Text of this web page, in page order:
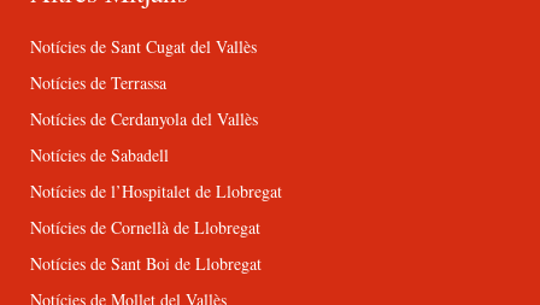
Notícies de Sant Cugat del Vallès
Notícies de Terrassa
Notícies de Cerdanyola del Vallès
Notícies de Sabadell
Notícies de l’Hospitalet de Llobregat
Notícies de Cornellà de Llobregat
Notícies de Sant Boi de Llobregat
Notícies de Mollet del Vallès